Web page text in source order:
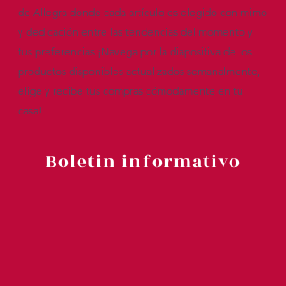
de Allegra donde cada artículo es elegido con mimo
y dedicación entre las tendencias del momento y
tus preferencias ¡Navega por la diapositiva de los
productos disponibles actualizados semanalmente,
elige y recibe tus compras cómodamente en tu
casa!
Boletin informativo